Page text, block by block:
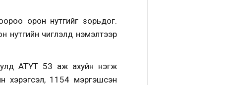
орон нутгийг зорьдог.
нутгийн чиглэлд нэмэлтээр
АТҮТ 53 аж ахуйн нэгж
хэрэгсэл, 1154 мэргэшсэн